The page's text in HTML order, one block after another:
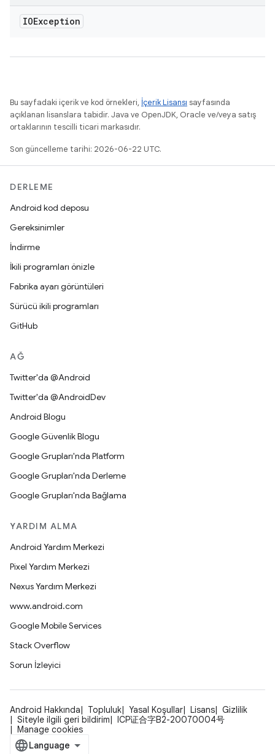
IOException
Bu sayfadaki içerik ve kod örnekleri, İçerik Lisansı sayfasında
açıklanan lisanslara tabidir. Java ve OpenJDK, Oracle ve/veya satış
ortaklarının tescilli ticari markasıdır.
Son güncelleme tarihi: 2026-06-22 UTC.
DERLEME
Android kod deposu
Gereksinimler
İndirme
İkili programları önizle
Fabrika ayarı görüntüleri
Sürücü ikili programları
GitHub
AĞ
Twitter'da @Android
Twitter'da @AndroidDev
Android Blogu
Google Güvenlik Blogu
Google Grupları'nda Platform
Google Grupları'nda Derleme
Google Grupları'nda Bağlama
YARDIM ALMA
Android Yardım Merkezi
Pixel Yardım Merkezi
Nexus Yardım Merkezi
www.android.com
Google Mobile Services
Stack Overflow
Sorun İzleyici
Android Hakkında Topluluk Yasal Koşullar Lisans
Gizlilik
Siteyle ilgili geri bildirim
ICP证合字B2-20070004号
Manage cookies